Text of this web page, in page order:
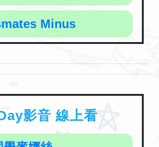
Minus
影音 線上看